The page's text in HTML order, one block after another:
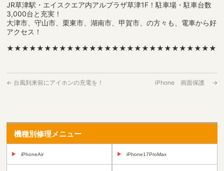
JR草津駅・エイスクエア内アルプラザ草津1F！駐車場・駐車台数
3,000台と充実！
大津市、守山市、栗東市、湖南市、甲賀市、の方々も、電車から好
アクセス！
← 台風到来前にアイホンの充電を！ iPhone 画面保護 →
機種別修理メニュー
iPhoneAir iPhone17ProMax